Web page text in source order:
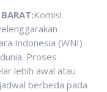
Komisi
Indonesia (WNI)
Proses
lebih awal atau
berbeda pada